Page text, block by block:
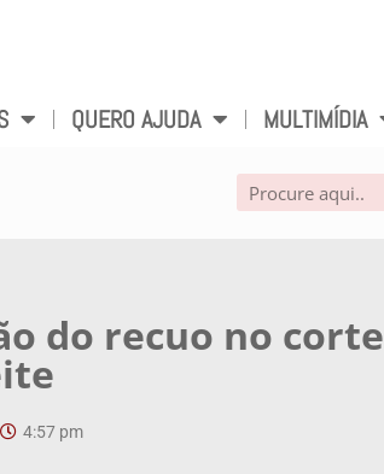
QUERO AJUDA MULTIMÍDIA
do recuo no corte
4:57 pm